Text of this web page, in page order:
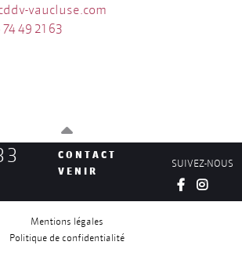
vaucluse.com
49 21 63
CONTACT
VENIR
SUIVEZ-NOUS
Mentions légales
Politique de confidentialité